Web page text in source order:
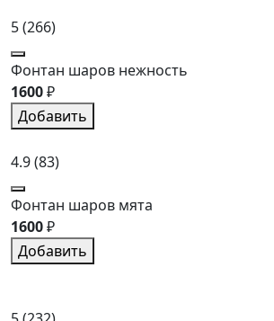
5(266)
Фонтан шаров нежность
1600₽
Добавить
4.9(83)
Фонтан шаров мята
1600₽
Добавить